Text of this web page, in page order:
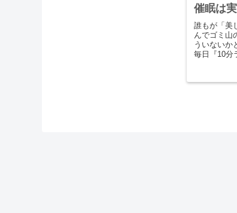
催眠は
誰もが「美
んでゴミ山
ういないか
毎日『10分